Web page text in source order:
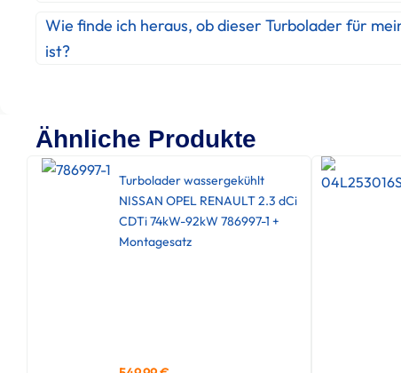
Wie finde ich heraus, ob dieser Turbolader für
ist?
Ähnliche Produkte
Turbolader wassergekühlt
NISSAN OPEL RENAULT 2.3 dCi
CDTi 74kW-92kW 786997-1 +
Montagesatz